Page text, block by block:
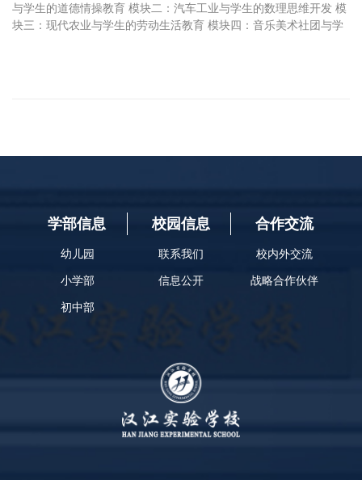
与学生的道德情操教育 模块二：汽车工业与学生的数理思维开发 模
块三：现代农业与学生的劳动生活教育 模块四：音乐美术社团与学
学部信息
幼儿园
小学部
初中部
校园信息
联系我们
信息公开
合作交流
校内外交流
战略合作伙伴